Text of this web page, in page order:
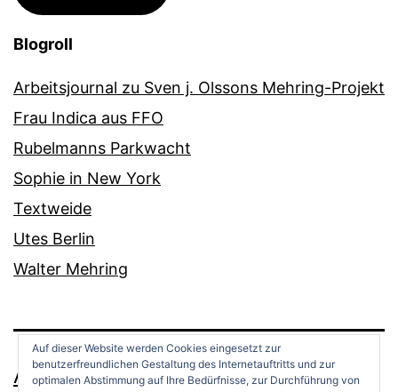
Blogroll
Arbeitsjournal zu Sven j. Olssons Mehring-Projekt
Frau Indica aus FFO
Rubelmanns Parkwacht
Sophie in New York
Textweide
Utes Berlin
Walter Mehring
ANDREAS OPPERMANN
Auf dieser Website werden Cookies eingesetzt zur
benutzerfreundlichen Gestaltung des Internetauftritts und zur
optimalen Abstimmung auf Ihre Bedürfnisse, zur Durchführung von